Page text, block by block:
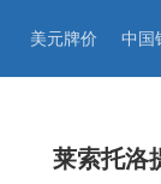
美元牌价 中国
莱索托洛